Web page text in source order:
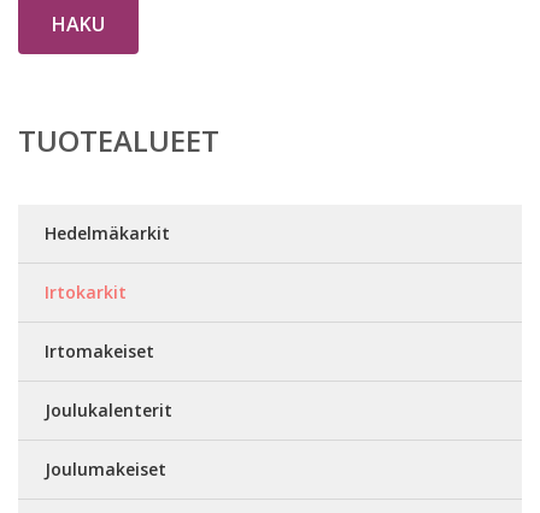
HAKU
TUOTEALUEET
Hedelmäkarkit
Irtokarkit
Irtomakeiset
Joulukalenterit
Joulumakeiset